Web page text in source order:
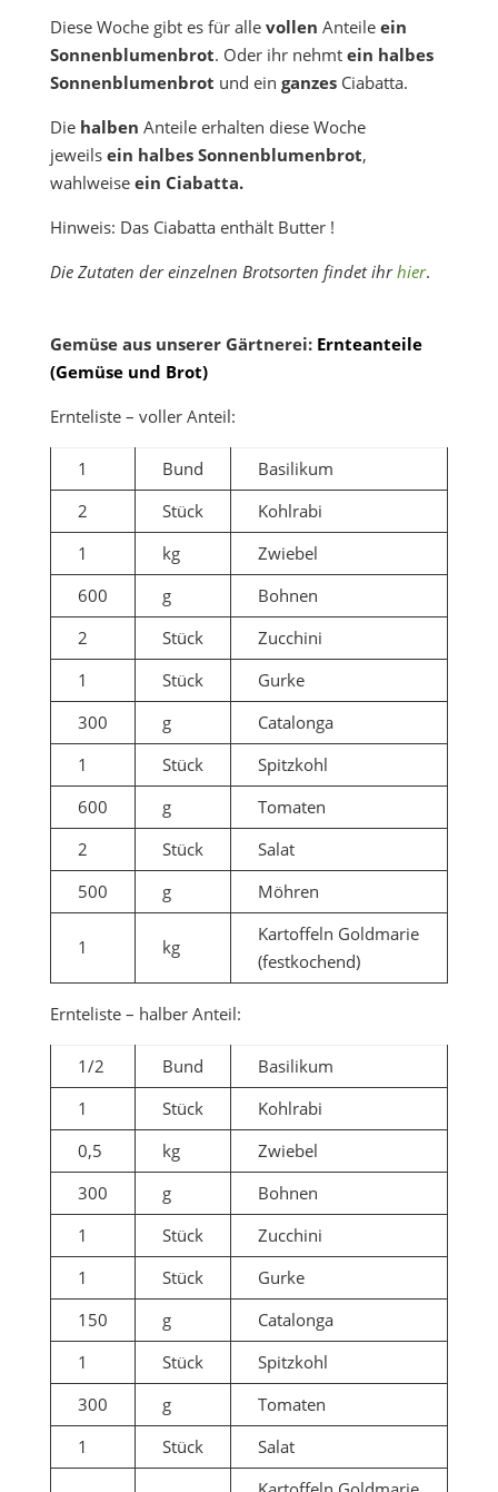
Diese Woche gibt es für alle vollen Anteile ein
Sonnenblumenbrot. Oder ihr nehmt ein halbes
Sonnenblumenbrot und ein ganzesCiabatta.
Die halben Anteile erhalten diese Woche
jeweils ein halbes Sonnenblumenbrot,
wahlweise ein Ciabatta.
Hinweis: Das Ciabatta enthält Butter !
Die Zutaten der einzelnen Brotsorten findet ihrhier.
Gemüse aus unserer Gärtnerei: Ernteanteile
(Gemüse und Brot)
Ernteliste – voller Anteil:
1 Bund
Basilikum
2
Stück
Kohlrabi
1
kg
Zwiebel
600
g
Bohnen
2
Stück
Zucchini
1
Stück
Gurke
300
g
Catalonga
1
Stück
Spitzkohl
600
g
Tomaten
2
Stück
Salat
500
g Möhren
1 kg
Kartoffeln Goldmarie
(festkochend)
Ernteliste – halber Anteil:
1/2 Bund
Basilikum
1
Stück
Kohlrabi
0,5
kg
Zwiebel
300
g
Bohnen
1
Stück
Zucchini
1
Stück
Gurke
150
g
Catalonga
1
Stück
Spitzkohl
300
g
Tomaten
1
Stück Salat